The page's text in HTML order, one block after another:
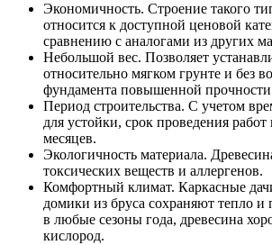
Экономичность. Строение такого
относится к доступной ценовой
сравнению с аналогами из других
Небольшой вес. Позволяет
относительно мягком грунте и без
фундамента повышенной
Период строительства. С учетом
для устойки, срок проведения
месяцев.
Экологичность материала.
токсических веществ и аллергенов.
Комфортный климат. Каркасные
домики из бруса сохраняют тепло и
в любые сезоны года, древесина
кислород.